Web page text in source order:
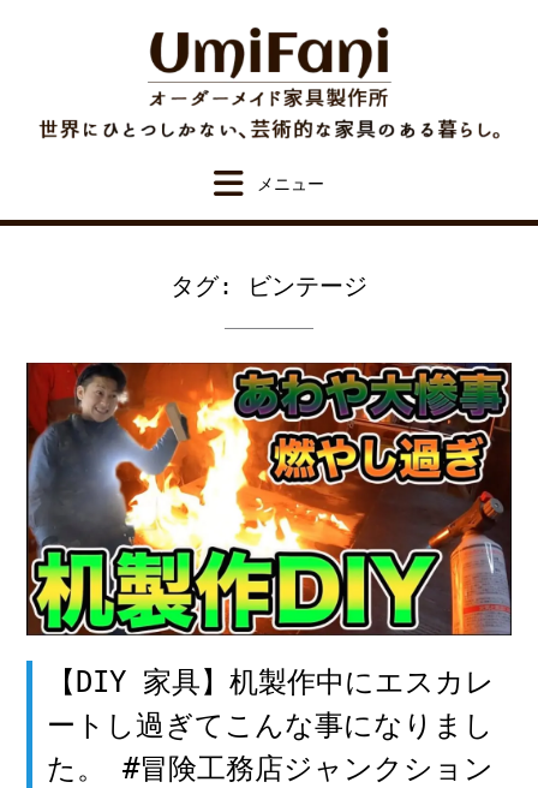
タグ: ビンテージ
【DIY 家具】机製作中にエスカレ
ートし過ぎてこんな事になりまし
た。 #冒険工務店ジャンクション